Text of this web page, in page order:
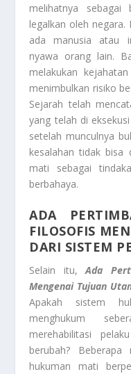
melihatnya
legalkan oleh
ada manusia atau
nyawa orang lain.
melakukan
menimbulkan risiko
Sejarah telah
yang telah di
setelah munculnya
kesalahan tidak bisa
mati sebagai
berbahaya.
ADA
FILOSOFIS
DARI SISTEM
Selain itu,Ada
Mengenai Tujuan
Apakah sistem
menghukum
merehabilitasi
berubah?
hukuman mati